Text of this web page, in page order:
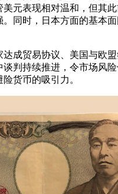
美元表现相对温和，但其
同时，日本方面的基本面
达成贸易协议、美国与欧
判持续推进，令市场风
货币的吸引力。